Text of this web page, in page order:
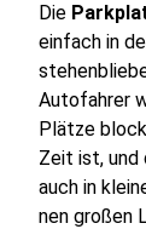
Die
einfach in
Autofahrer
Plätze
Zeit ist, und
auch in
nen großen